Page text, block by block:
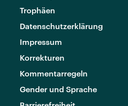
Trophäen
Datenschutzerklärung
Impressum
Korrekturen
Kommentarregeln
Gender und Sprache